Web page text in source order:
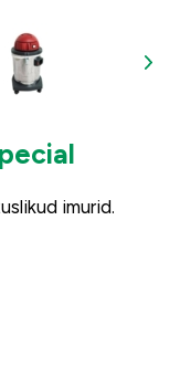
imurid.